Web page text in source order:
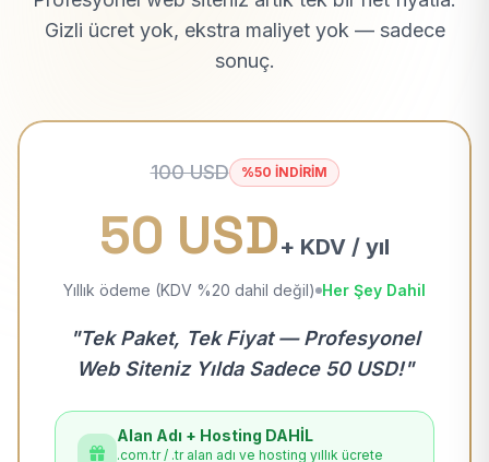
Gizli ücret yok, ekstra maliyet yok — sadece
sonuç.
100 USD %50 İNDİRİM
50 USD+ KDV / yıl
Yıllık ödeme (KDV %20 dahil değil) Her Şey Dahil
"Tek Paket, Tek Fiyat — Profesyonel
Web Siteniz Yılda Sadece 50 USD!"
Alan Adı + Hosting DAHİL
.com.tr / .tr alan adı ve hosting yıllık ücrete